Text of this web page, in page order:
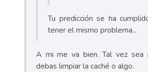
Tu predicción se ha
tener el mismo problema...
A mi me va bien. Tal vez sea
debas limpiar la caché o algo.